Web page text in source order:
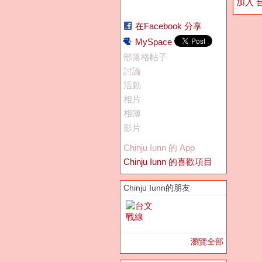
在Facebook 分享
MySpace
部落格帖子
討論
活動
相片
相簿
影片
Chinju Iunn 的 App
Chinju Iunn 的喜歡項目
Chinju Iunn的朋友
瀏覽全部
加入